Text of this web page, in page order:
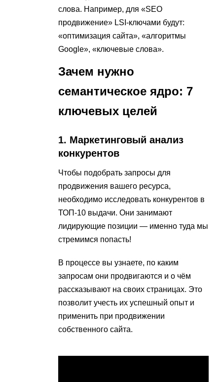
слова. Например, для «SEO
продвижение» LSI-ключами будут:
«оптимизация сайта», «алгоритмы
Google», «ключевые слова».
Зачем нужно
семантическое ядро: 7
ключевых целей
1. Маркетинговый анализ
конкурентов
Чтобы подобрать запросы для
продвижения вашего ресурса,
необходимо исследовать конкурентов в
ТОП-10 выдачи. Они занимают
лидирующие позиции — именно туда мы
стремимся попасть!
В процессе вы узнаете, по каким
запросам они продвигаются и о чём
рассказывают на своих страницах. Это
позволит учесть их успешный опыт и
применить при продвижении
собственного сайта.